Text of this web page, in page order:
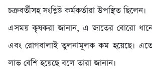
চক্রবর্তীসহ সংশ্লিষ্ট কর্মকর্তারা উপস্থিত ছিলেন।
এসময় কৃষকরা জানান, এ জাতের বোরো
এবং রোগবালাই তুলনামূলক কম হয়েছে।
লাভ বেশি হয়েছে বলে তারা জানান।